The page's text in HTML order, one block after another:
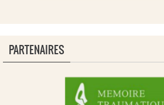
PARTENAIRES